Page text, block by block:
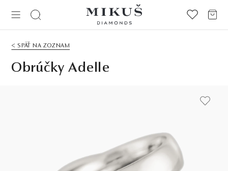
< SPÄŤ NA ZOZNAM
Obrúčky Adelle